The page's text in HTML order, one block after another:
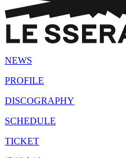
NEWS
PROFILE
DISCOGRAPHY
SCHEDULE
TICKET